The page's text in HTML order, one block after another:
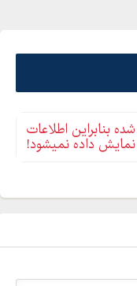
بنابراین اطلاعات
داده نمیشود!